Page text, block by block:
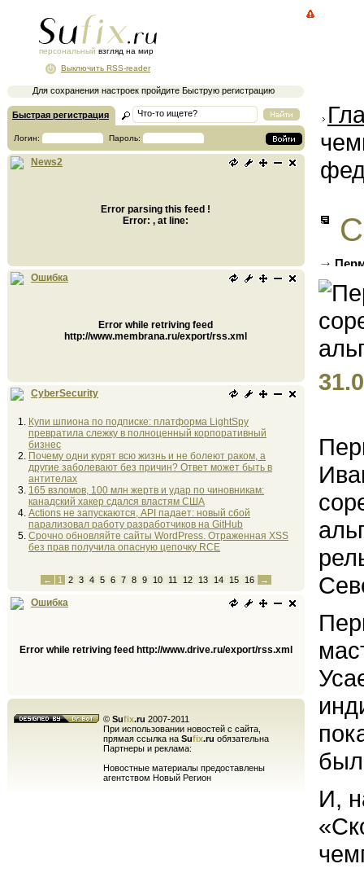
персональный взгляд на мир
Для сохранения настроек пройдите Быструю регистрацию
Выключить RSS-reader
Быстрая регистрация
Логин: Пароль:
News2
Error parsing this feed !
Error: , at line:
Ошибка
Error while retriving feed
http://www.membrana.ru/export/rss.xml
CyberSecurity
Купи шпиона по подписке: платформа LightSpy
превратила слежку в полноценный корпоративный
бизнес
Почему одни курят всю жизнь и не болеют раком, а
другие заболевают без причин? Ответ может быть в
антителах
165 взломов, 100 млн жертв и удар по чиновникам:
канадский хакер сдался властям США
Actions не запускаются, API падает: новый сбой
парализовал работу разработчиков на GitHub
Срочно обновляйте сайты WordPress. Отраженная XSS
без прав получила опасную цепочку RCE
← 1 2 3 4 5 6 7 8 9 10 11 12 13 14 15 16 →
Ошибка
Error while retriving feed http://www.drive.ru/export/rss.xml
© Sufix.ru 2007-2011
При использовании новостей с сайта,
прямая ссылка на Sufix.ru обязательна
Партнеры и реклама:
Новостные материалы предоставлены
агентством Новый Регион
И,